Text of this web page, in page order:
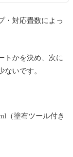
・対応畳数によっ
トかを決め、次に
いです。
（塗布ツール付き